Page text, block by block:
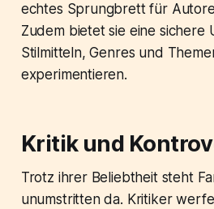
echtes Sprungbrett für
Zudem bietet sie eine sichere
Stilmitteln, Genres und
experimentieren.
Kritik und
Trotz ihrer Beliebtheit steht
unumstritten da. Kritiker